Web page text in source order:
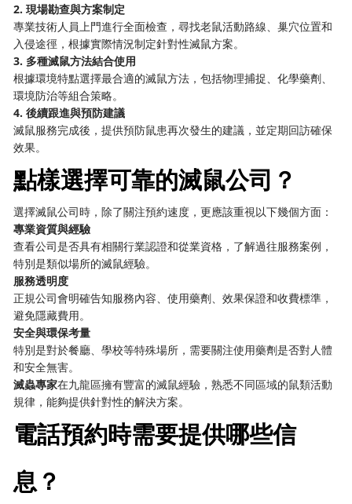
2. 現場勘查與方案制定
專業技術人員上門進行全面檢查，尋找老鼠活動路線、巢穴位置和
入侵途徑，根據實際情況制定針對性滅鼠方案。
3. 多種滅鼠方法結合使用
根據環境特點選擇最合適的滅鼠方法，包括物理捕捉、化學藥劑、
環境防治等組合策略。
4. 後續跟進與預防建議
滅鼠服務完成後，提供預防鼠患再次發生的建議，並定期回訪確保
效果。
點樣選擇可靠的滅鼠公司？
選擇滅鼠公司時，除了關注預約速度，更應該重視以下幾個方面：
專業資質與經驗
查看公司是否具有相關行業認證和從業資格，了解過往服務案例，
特別是類似場所的滅鼠經驗。
服務透明度
正規公司會明確告知服務內容、使用藥劑、效果保證和收費標準，
避免隱藏費用。
安全與環保考量
特別是對於餐廳、學校等特殊場所，需要關注使用藥劑是否對人體
和安全無害。
滅蟲專家在九龍區擁有豐富的滅鼠經驗，熟悉不同區域的鼠類活動
規律，能夠提供針對性的解決方案。
電話預約時需要提供哪些信
息？